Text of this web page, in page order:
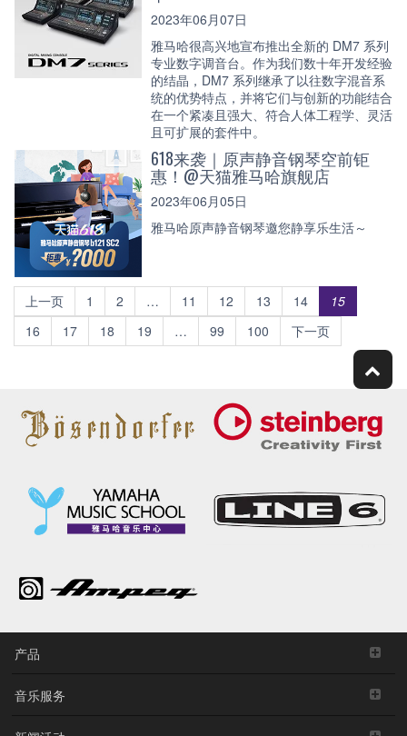
2023年06月07日
雅马哈很高兴地宣布推出全新的 DM7 系列
专业数字调音台。作为我们数十年开发经验
的结晶，DM7 系列继承了以往数字混音系
统的优势特点，并将它们与创新的功能结合
在一个紧凑且强大、符合人体工程学、灵活
且可扩展的套件中。
618来袭｜原声静音钢琴空前钜
惠！@天猫雅马哈旗舰店
2023年06月05日
雅马哈原声静音钢琴邀您静享乐生活～
上一页 1 2 … 11 12 13 14
15
16
17 18 19 … 99 100 下一页
产品
音乐服务